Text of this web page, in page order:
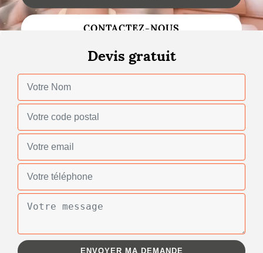
Changement de toiture
Gouttières
Réparation de toiture
CONTACTEZ-NOUS
Devis gratuit